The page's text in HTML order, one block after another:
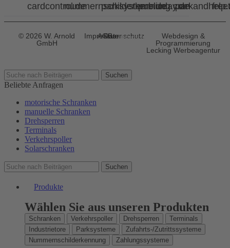
cardcontrol.denummernschilderkennung.com
parksysteme.de
publicday.de
© 2026 W. Arnold
GmbH
Impressum
AGBs
Datenschutz
Datenschutz-
Einstellungen
Webdesign &
Programmierung
Lecking Werbeagentur
Suchen
Beliebte Anfragen
motorische Schranken
manuelle Schranken
Drehsperren
Terminals
Verkehrspoller
Solarschranken
Suchen
Produkte
Wählen Sie aus unseren Produkten
Schranken Verkehrspoller Drehsperren
Terminals
Industrietore
Parksysteme
Zufahrts-/Zutrittssysteme
Nummernschilderkennung
Zahlungssysteme